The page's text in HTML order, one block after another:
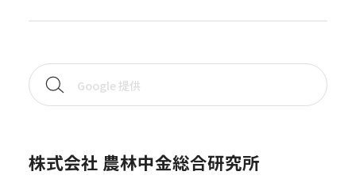
株式会社 農林中金総合研究所